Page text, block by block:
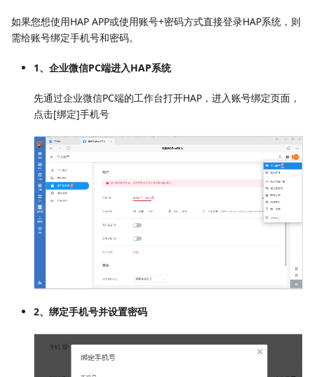
如果您想使用HAP APP或使用账号+密码方式直接登录HAP系统，则
需给账号绑定手机号和密码。
1、企业微信PC端进入HAP系统
先通过企业微信PC端的工作台打开HAP，进入账号绑定页面，
点击[绑定]手机号
2、绑定手机号并设置密码